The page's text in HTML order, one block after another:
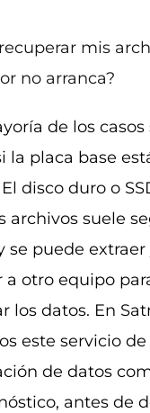
mis
no arranca?
de los casos
la placa base
disco duro o
archivos suele
se puede extraer
a otro equipo
los datos. En
este servicio de
de datos
antes de